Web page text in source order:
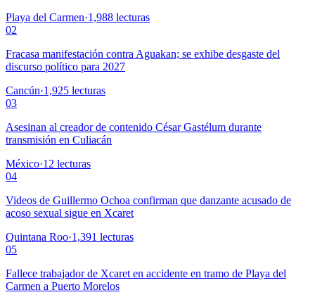
Playa del Carmen·1,988 lecturas
02
Fracasa manifestación contra Aguakan; se exhibe desgaste del
discurso político para 2027
Cancún·1,925 lecturas
03
Asesinan al creador de contenido César Gastélum durante
transmisión en Culiacán
México·12 lecturas
04
Videos de Guillermo Ochoa confirman que danzante acusado de
acoso sexual sigue en Xcaret
Quintana Roo·1,391 lecturas
05
Fallece trabajador de Xcaret en accidente en tramo de Playa del
Carmen a Puerto Morelos